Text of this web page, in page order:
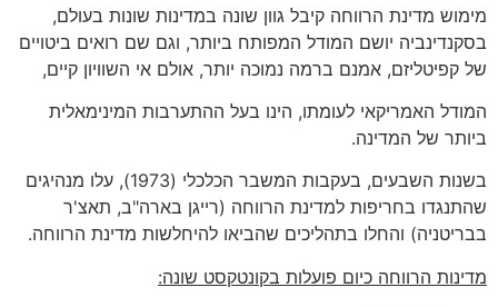
מימוש מדינת הרווחה קיבל גוון שונה במדינות שונות בעולם,
בסקנדינביה יושם המודל המפותח ביותר, וגם שם רואים ביטויים
של קפיטליזם, אמנם ברמה נמוכה יותר, אולם אי השוויון קיים,
המודל האמריקאי לעומתו, הינו בעל ההתערבות המינימאלית
ביותר של המדינה.
בשנות השבעים, בעקבות המשבר הכלכלי (1973), עלו מנהיגים
שהתנגדו בחריפות למדינת הרווחה (רייגן בארה"ב, תאצ'ר
בבריטניה) והחלו בתהליכים שהביאו להיחלשות מדינת הרווחה.
מדינות הרווחה כיום פועלות בקונטקסט שונה: